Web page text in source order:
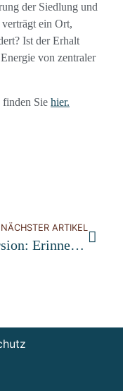
der Siedlung und
ein Ort,
Ist der Erhalt
von zentraler
Sie hier.
NÄCHSTER ARTIKEL
Exkursion: Erinnern -Erneuern